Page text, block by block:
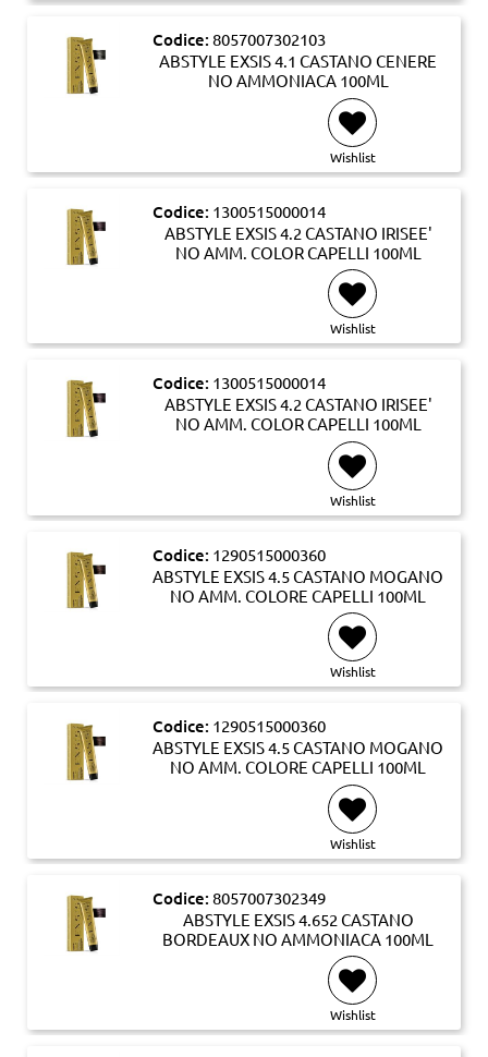
Codice: 8057007302103
ABSTYLE EXSIS 4.1 CASTANO CENERE
NO AMMONIACA 100ML
Wishlist
Codice: 1300515000014
ABSTYLE EXSIS 4.2 CASTANO IRISEE'
NO AMM. COLOR CAPELLI 100ML
Wishlist
Codice: 1300515000014
ABSTYLE EXSIS 4.2 CASTANO IRISEE'
NO AMM. COLOR CAPELLI 100ML
Wishlist
Codice: 1290515000360
ABSTYLE EXSIS 4.5 CASTANO MOGANO
NO AMM. COLORE CAPELLI 100ML
Wishlist
Codice: 1290515000360
ABSTYLE EXSIS 4.5 CASTANO MOGANO
NO AMM. COLORE CAPELLI 100ML
Wishlist
Codice: 8057007302349
ABSTYLE EXSIS 4.652 CASTANO
BORDEAUX NO AMMONIACA 100ML
Wishlist